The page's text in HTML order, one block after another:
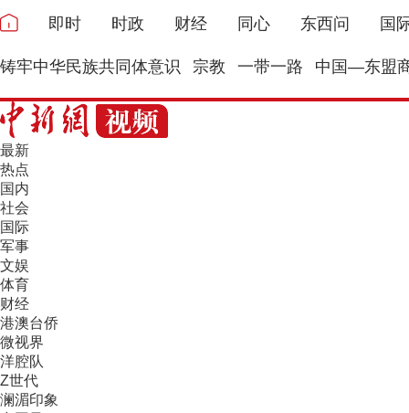
即时 时政 财经 同心 东西问 国
铸牢中华民族共同体意识 宗教 一带一路 中国—东盟
最新
热点
国内
社会
国际
军事
文娱
体育
财经
港澳台侨
微视界
洋腔队
Z世代
澜湄印象